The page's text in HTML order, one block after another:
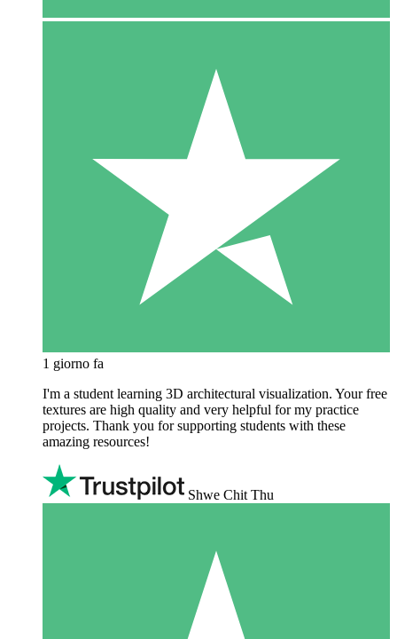
1 giorno fa
I'm a student learning 3D architectural visualization. Your free
textures are high quality and very helpful for my practice
projects. Thank you for supporting students with these
amazing resources!
Shwe Chit Thu